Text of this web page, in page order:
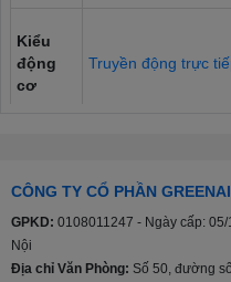
Kiểu
động
cơ
Truyền động trực
khiển
Chất
CÔNG TY CỔ PHẦN
GPKD: 0108011247 - Ngày cấp:
Nội
Địa chỉ Văn Phòng: Số 50, đường